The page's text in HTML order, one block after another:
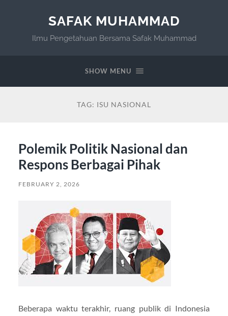
SAFAK MUHAMMAD
Ilmu Pengetahuan Bersama Safak Muhammad
SHOW MENU
TAG: ISU NASIONAL
Polemik Politik Nasional dan
Respons Berbagai Pihak
FEBRUARY 2, 2026
Beberapa waktu terakhir, ruang publik di Indonesia